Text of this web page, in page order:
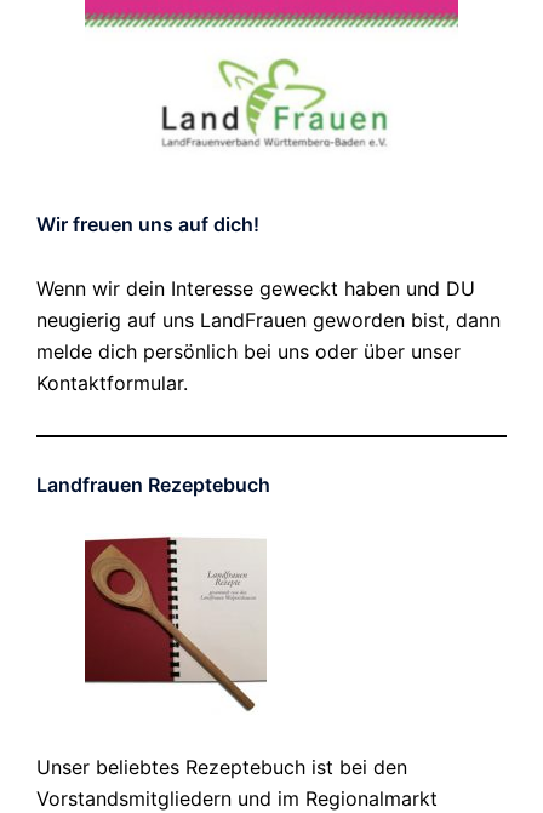
Wir freuen uns auf dich!
Wenn wir dein Interesse geweckt haben und DU
neugierig auf uns LandFrauen geworden bist, dann
melde dich persönlich bei uns oder über unser
Kontaktformular.
Landfrauen Rezeptebuch
Unser beliebtes Rezeptebuch ist bei den
Vorstandsmitgliedern und im Regionalmarkt